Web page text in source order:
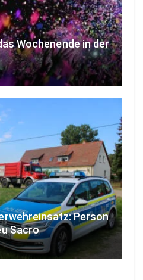
Wochenende in der
Person
Sacro